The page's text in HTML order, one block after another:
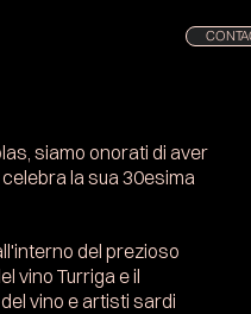
siamo onorati di aver
la sua 30esima
del prezioso
vino Turriga e il
vino e artisti sardi